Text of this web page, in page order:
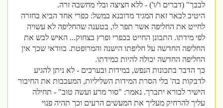
לבבך" (דברים ו'/ו') - ללא חציצה ובלי מחשבה זרה.
היטיב לבאר זאת המגיד מדובנא במשל: כפרי אחד הביא בחזרה
לחייט את החליפה אשר תפר לו, בטענה שהחליפה לא עשויה
לפי מידתו. התבונן החייט בכפרי ופרץ בצחוק... האיש לבש את
החליפה החדשה על חליפתו הישנה והמרופטת. בוודאי שכך אין
החליפה החדשה יכולה להיות כמידתו.
כך הדבר בתכונות הנפש, במידות ובערכים - לא ניתן להגיע
לדבקות בה' בלי הסרת המידות השליליות, המעכבות את החיבור
הישיר לבורא יתברך. נאמר: "סור מרע ועשה טוב" - תחילה
עליך להרחיק מעליך את המעשים הרעים וכך תהיה פנוי